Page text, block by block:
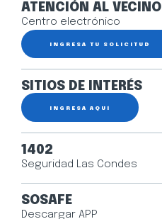
ATENCIÓN AL VECINO
Centro electrónico
INGRESA TU SOLICITUD
SITIOS DE INTERÉS
INGRESA AQUÍ
1402
Seguridad Las Condes
SOSAFE
Descargar APP